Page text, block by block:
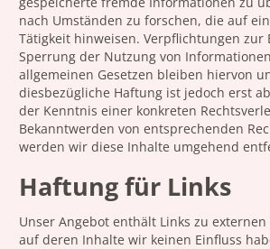
nach Umständen zu forschen, die auf
Tätigkeit hinweisen. Verpflichtungen zur
Sperrung der Nutzung von
allgemeinen Gesetzen bleiben hiervon
diesbezügliche Haftung ist jedoch erst
der Kenntnis einer konkreten
Bekanntwerden von entsprechenden
werden wir diese Inhalte umgehend
Haftung für Links
Unser Angebot enthält Links zu
auf deren Inhalte wir keinen Einfluss